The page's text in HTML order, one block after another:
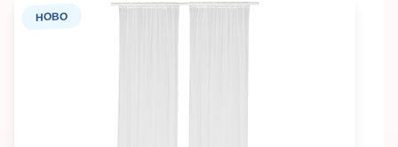
НОВО